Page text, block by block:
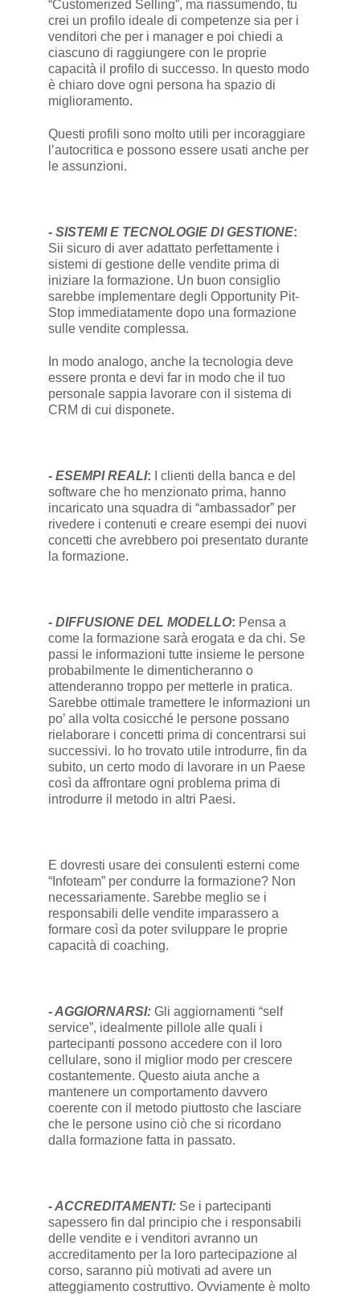
“Customerized Selling”, ma riassumendo, tu
crei un profilo ideale di competenze sia per i
venditori che per i manager e poi chiedi a
ciascuno di raggiungere con le proprie
capacità il profilo di successo. In questo modo
è chiaro dove ogni persona ha spazio di
miglioramento.
Questi profili sono molto utili per incoraggiare
l’autocritica e possono essere usati anche per
le assunzioni.
- SISTEMI E TECNOLOGIE DI GESTIONE:
Sii sicuro di aver adattato perfettamente i
sistemi di gestione delle vendite prima di
iniziare la formazione. Un buon consiglio
sarebbe implementare degli Opportunity Pit-
Stop immediatamente dopo una formazione
sulle vendite complessa.
In modo analogo, anche la tecnologia deve
essere pronta e devi far in modo che il tuo
personale sappia lavorare con il sistema di
CRM di cui disponete.
- ESEMPI REALI:
I clienti della banca e del
software che ho menzionato prima, hanno
incaricato una squadra di “ambassador” per
rivedere i contenuti e creare esempi dei nuovi
concetti che avrebbero poi presentato durante
la formazione.
- DIFFUSIONE DEL MODELLO: Pensa a
come la formazione sarà erogata e da chi. Se
passi le informazioni tutte insieme le persone
probabilmente le dimenticheranno o
attenderanno troppo per metterle in pratica.
Sarebbe ottimale tramettere le informazioni un
po’ alla volta cosicché le persone possano
rielaborare i concetti prima di concentrarsi sui
successivi. Io ho trovato utile introdurre, fin da
subito, un certo modo di lavorare in un Paese
così da affrontare ogni problema prima di
introdurre il metodo in altri Paesi.
E dovresti usare dei consulenti esterni come
“Infoteam” per condurre la formazione? Non
necessariamente. Sarebbe meglio se i
responsabili delle vendite imparassero a
formare così da poter sviluppare le proprie
capacità di coaching.
- AGGIORNARSI: Gli aggiornamenti “self
service”, idealmente pillole alle quali i
partecipanti possono accedere con il loro
cellulare, sono il miglior modo per crescere
costantemente. Questo aiuta anche a
mantenere un comportamento davvero
coerente con il metodo piuttosto che lasciare
che le persone usino ciò che si ricordano
dalla formazione fatta in passato.
- ACCREDITAMENTI: Se i partecipanti
sapessero fin dal principio che i responsabili
delle vendite e i venditori avranno un
accreditamento per la loro partecipazione al
corso, saranno più motivati ad avere un
atteggiamento costruttivo. Ovviamente è molto